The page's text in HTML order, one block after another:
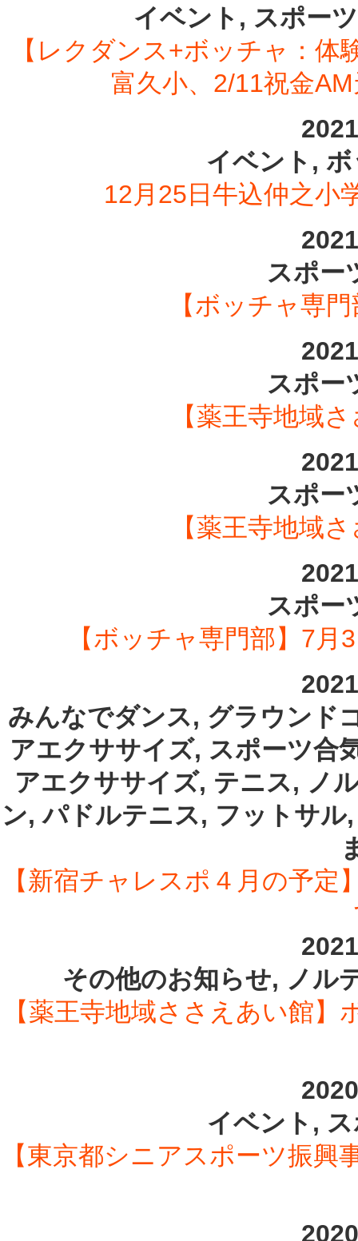
イベント, スポー
【レクダンス+ボッチャ：体
富久小、2/11祝金
イベント,
12月25日牛込仲之
スポー
【ボッチャ専
スポー
【薬王寺地域
スポー
【薬王寺地域
スポー
【ボッチャ専門部】7
みんなでダンス, グラウンド
アエクササイズ, スポーツ合
アエクササイズ, テニス, ノ
ン, パドルテニス, フットサ
【新宿チャレスポ４月の予
その他のお知らせ, ノル
【薬王寺地域ささえあい館
イベント,
【東京都シニアスポーツ振